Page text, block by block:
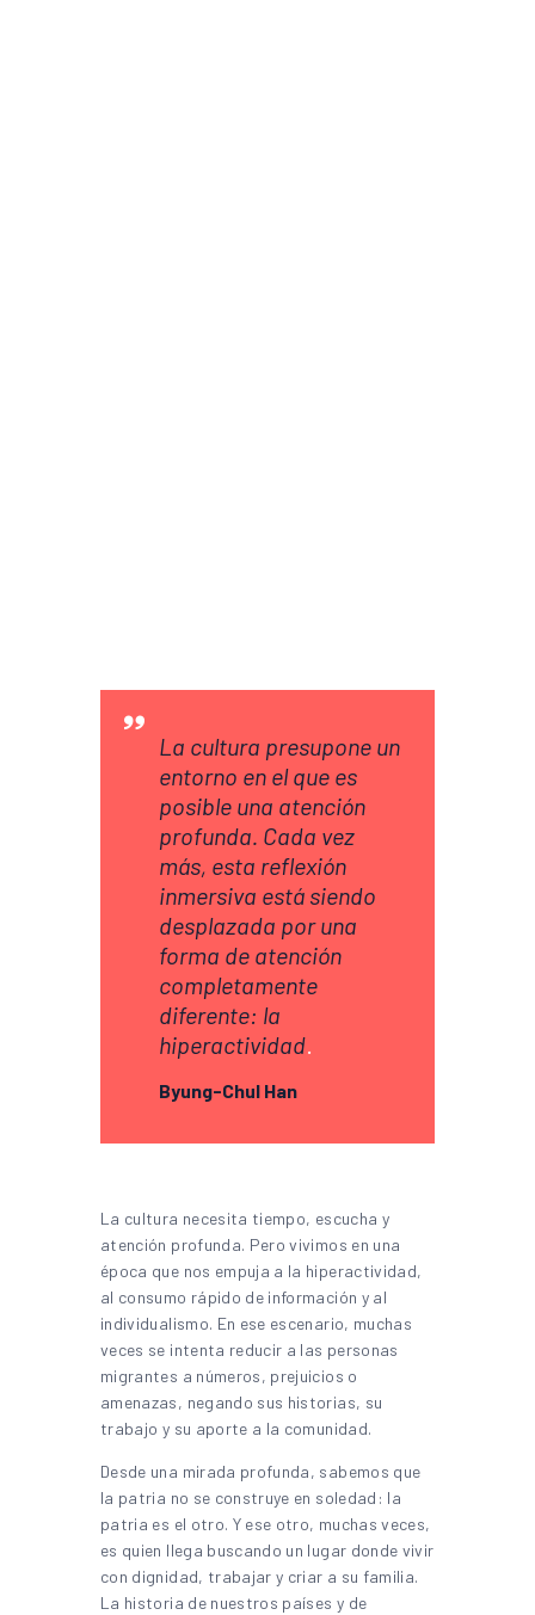
La cultura presupone un
entorno en el que es
posible una atención
profunda. Cada vez
más, esta reflexión
inmersiva está siendo
desplazada por una
forma de atención
completamente
diferente: la
hiperactividad
Byung-Chul Han
La cultura necesita tiempo, escucha y
atención profunda. Pero vivimos en una
época que nos empuja a la hiperactividad,
al consumo rápido de información y al
individualismo. En ese escenario, muchas
veces se intenta reducir a las personas
migrantes a números, prejuicios o
amenazas, negando sus historias, su
trabajo y su aporte a la comunidad.
Desde una mirada profunda, sabemos que
la patria no se construye en soledad: la
patria es el otro. Y ese otro, muchas veces,
es quien llega buscando un lugar donde vivir
con dignidad, trabajar y criar a su familia.
La historia de nuestros países y de